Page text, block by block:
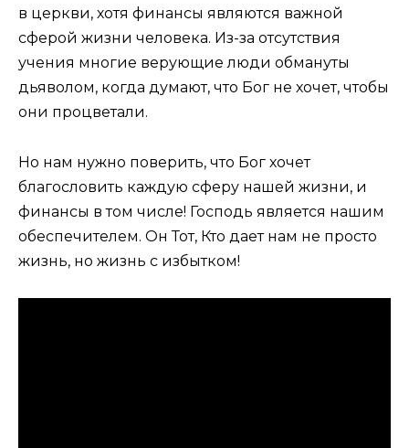
в церкви, хотя финансы являются важной
сферой жизни человека. Из-за отсутствия
учения многие верующие люди обмануты
дьяволом, когда думают, что Бог не хочет, чтобы
они процветали.
Но нам нужно поверить, что Бог хочет
благословить каждую сферу нашей жизни, и
финансы в том числе! Господь является нашим
обеспечителем. Он Тот, Кто дает нам не просто
жизнь, но жизнь с избытком!